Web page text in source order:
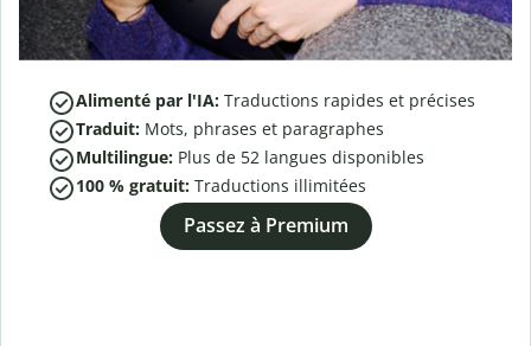
Alimenté par l'IA: Traductions rapides et précises
Traduit: Mots, phrases et paragraphes
Multilingue: Plus de 52 langues disponibles
100 % gratuit: Traductions illimitées
Passez à Premium